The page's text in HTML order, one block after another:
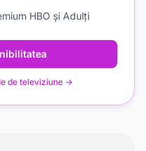
HBO și Adulți
de televiziune →